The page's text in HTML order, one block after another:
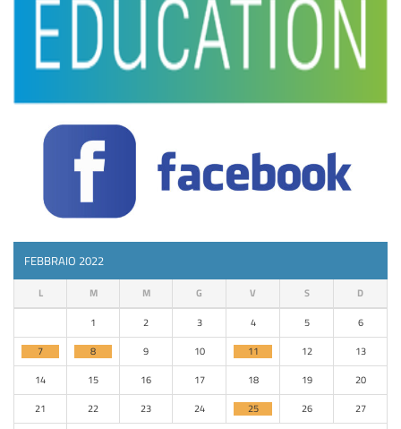
FEBBRAIO 2022
L M M G V S D
1 2 3 4 5
6
7
8 9 10 11 12
13
14
15 16 17 18 19
20
21
22 23 24 25 26
27